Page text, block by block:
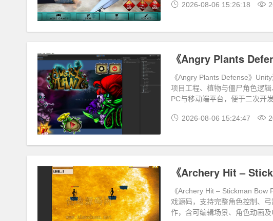
2026-08-06 15:26:18
《Angry Plants
《Angry Plants Defense》
项目工程、植物与僵尸角色逻
PC与移动端平台，便于二次开
2026-08-06 15:24:47
《Archery Hit –
《Archery Hit – Stickman
戏源码，支持完整角色控制、
作，含可编辑场景、角色动画